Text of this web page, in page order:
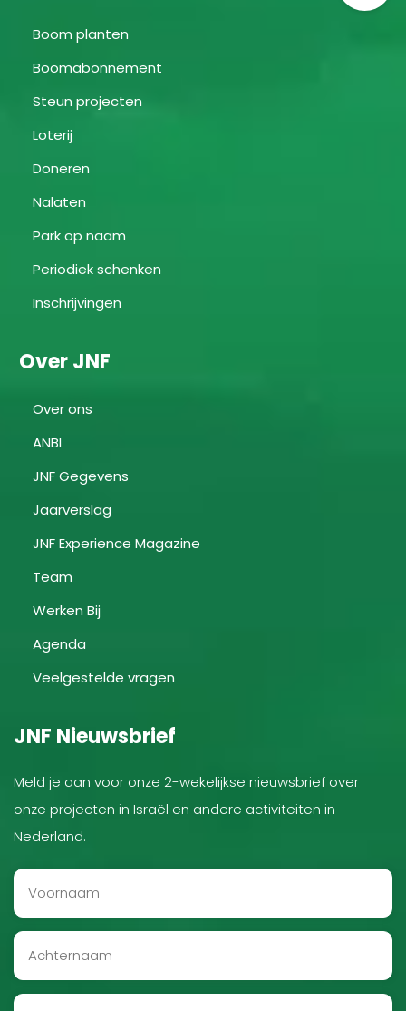
Boom planten
Boomabonnement
Steun projecten
Loterij
Doneren
Nalaten
Park op naam
Periodiek schenken
Inschrijvingen
Over JNF
Over ons
ANBI
JNF Gegevens
Jaarverslag
JNF Experience Magazine
Team
Werken Bij
Agenda
Veelgestelde vragen
JNF Nieuwsbrief
Meld je aan voor onze 2-wekelijkse nieuwsbrief over
onze projecten in Israël en andere activiteiten in
Nederland.